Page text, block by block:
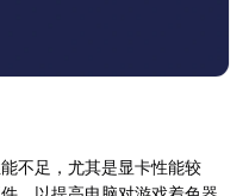
不足，尤其是显卡性能较